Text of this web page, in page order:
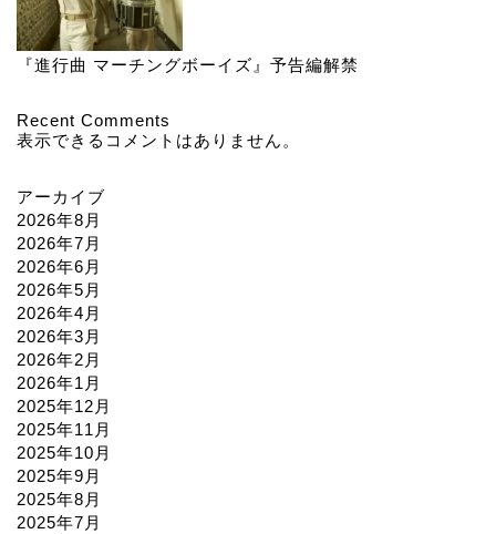
『進行曲 マーチングボーイズ』予告編解禁
Recent Comments
表示できるコメントはありません。
アーカイブ
2026年8月
2026年7月
2026年6月
2026年5月
2026年4月
2026年3月
2026年2月
2026年1月
2025年12月
2025年11月
2025年10月
2025年9月
2025年8月
2025年7月